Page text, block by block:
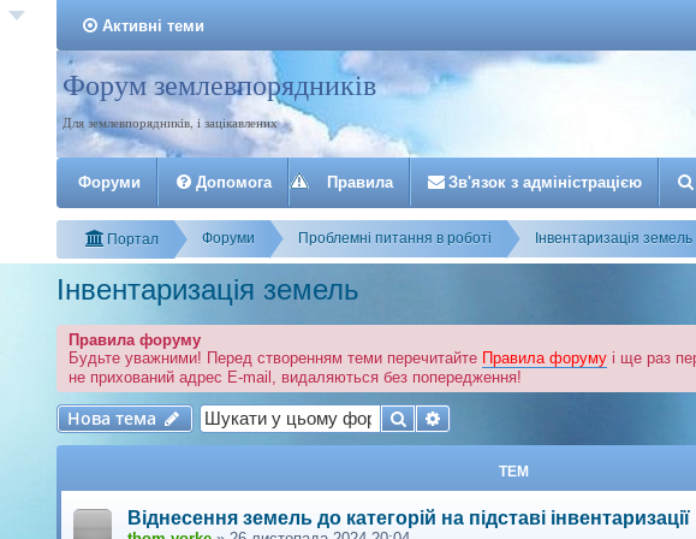
Активні теми
Реєстрація
Форум землевпорядників
Для землевпорядників, і зацікавлених
Форуми Допомога Правила Зв'язок з адміністрацією
Портал Форуми Проблемні питання в роботі Інвентаризація земель
Інвентаризація земель
Правила форуму
Будьте уважними! Перед створенням теми перечитайте Правила форуму і ще раз
не прихований адрес E-mail, видаляються без попередження!
Нова тема
Нова тема ПошукРозширений пошук
ТЕМ
Віднесення земель до категорій на підставі інвентаризації